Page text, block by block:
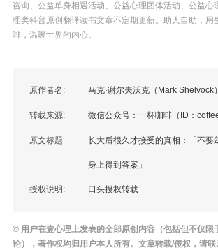
咨询、公益单身相遇活动、公益心理团体活动、公益心
理类科普原创翻译读书文章不定期更新。助人自助，用
啡，温暖世界的内心。
原作者名: 马克·谢尔夫沃克（Mark Shelvock）
转载来源: 微信公众号：一杯咖啡（ID：
原文标题 长大后很久才接受的真相：「不要
身上得到答案」
授权说明: 口头授权转载
© 用户在壹心理上发表的全部原创内容（包括但不仅限
论），著作权均归用户本人所有。文章转载/侵权，请联